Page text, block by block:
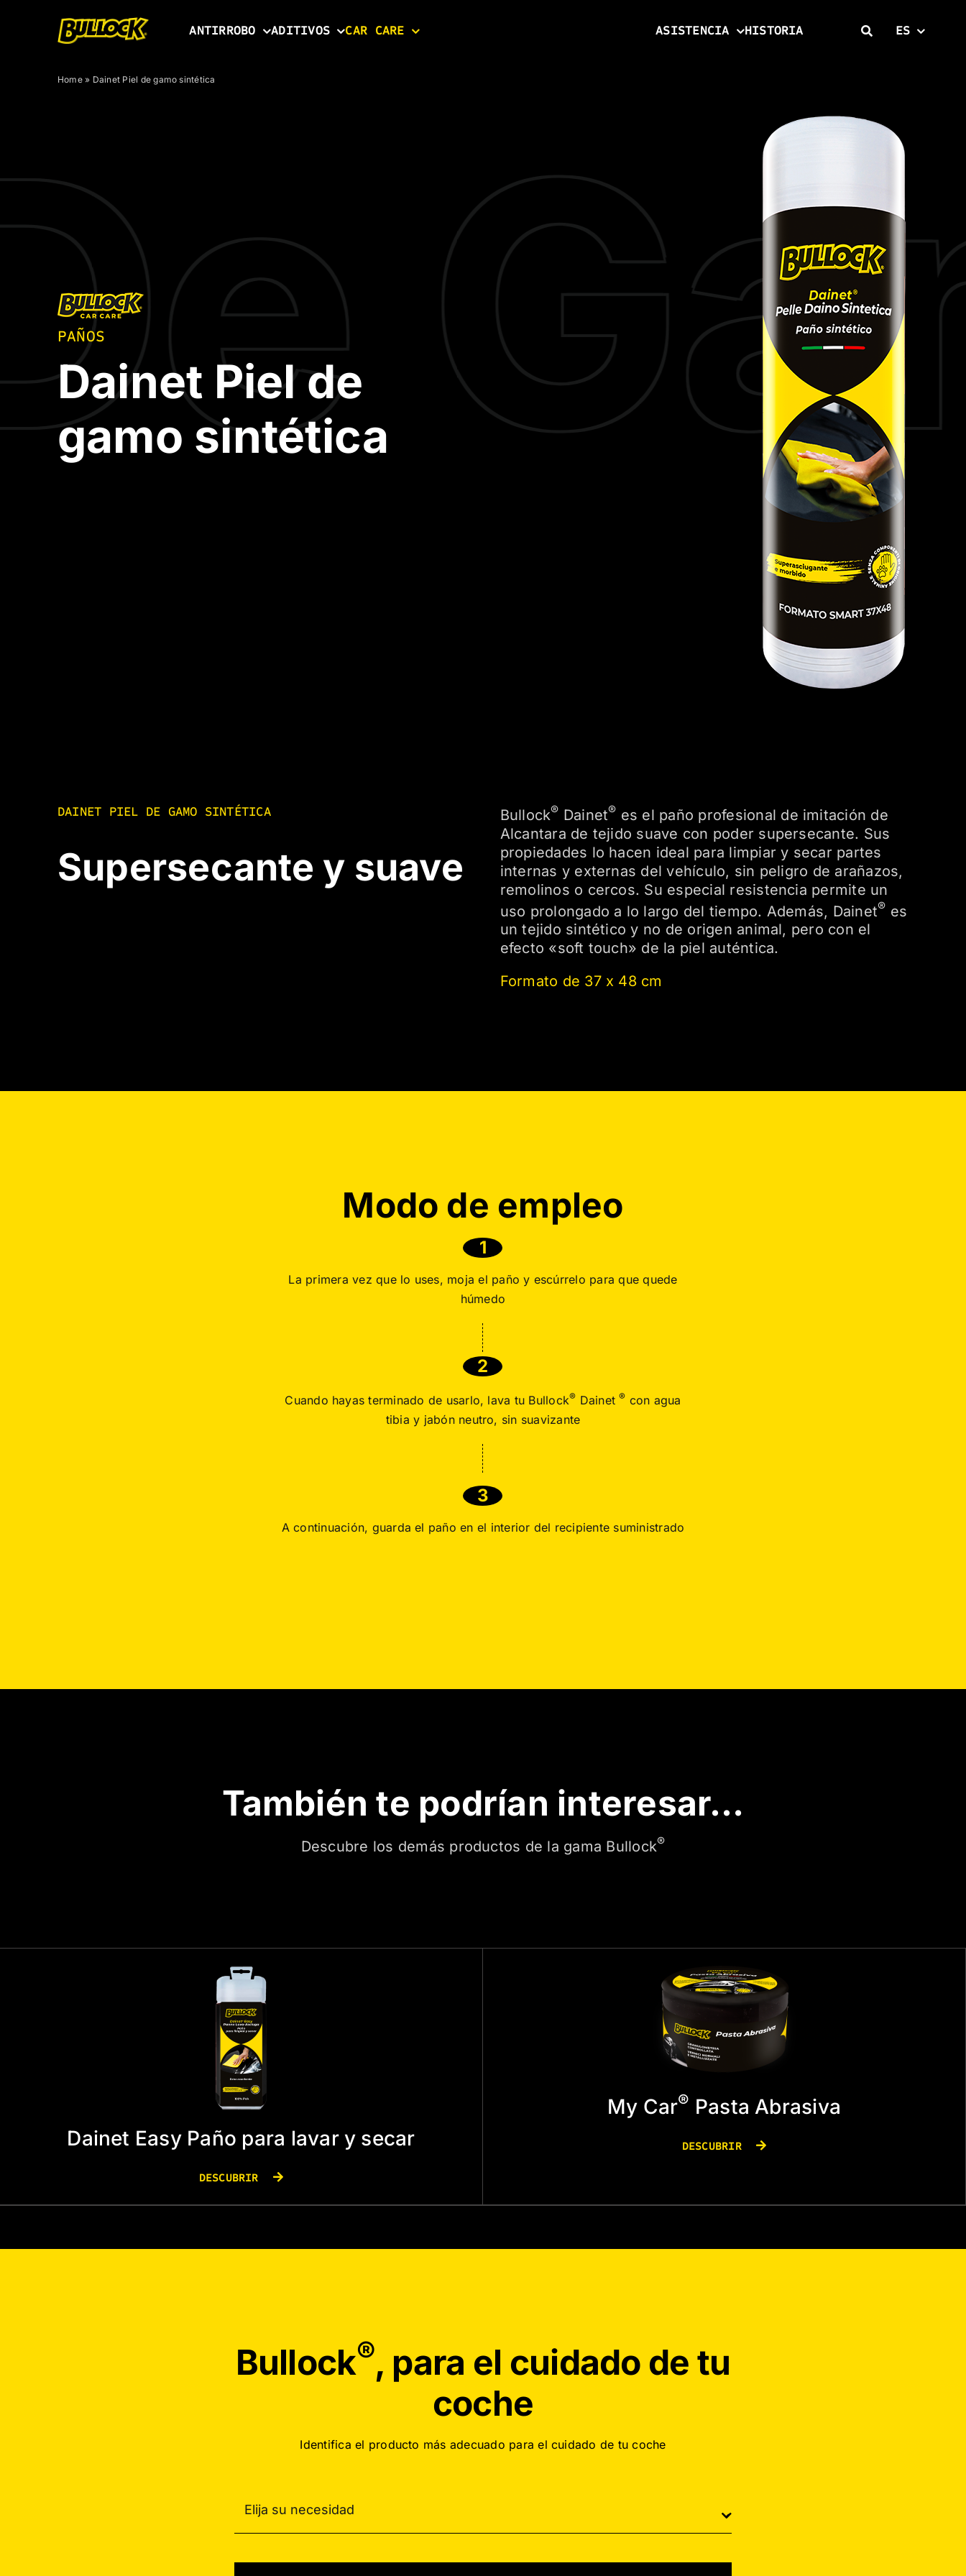
ANTIRROBO ADITIVOS CAR CARE ASISTENCIA HISTORIA ES
Home» Dainet Piel de gamo sintética
PAÑOS
Dainet Piel de
gamo sintética
DAINET PIEL DE GAMO SINTÉTICA
Supersecante y suave
Bullock® Dainet® es el paño profesional de imitación de
Alcantara de tejido suave con poder supersecante. Sus
propiedades lo hacen ideal para limpiar y secar partes
internas y externas del vehículo, sin peligro de arañazos,
remolinos o cercos. Su especial resistencia permite un
uso prolongado a lo largo del tiempo. Además, Dainet® es
un tejido sintético y no de origen animal, pero con el
efecto «soft touch» de la piel auténtica.
Formato de 37 x 48 cm
Modo de empleo
1
La primera vez que lo uses, moja el paño y escúrrelo para que quede
húmedo
2
Cuando hayas terminado de usarlo, lava tu Bullock® Dainet® con agua
tibia y jabón neutro, sin suavizante
3
A continuación, guarda el paño en el interior del recipiente suministrado
También te podrían interesar…
Descubre los demás productos de la gama Bullock®
Dainet Easy Paño para lavar y secar
DESCUBRIR
My Car® Pasta Abrasiva
DESCUBRIR
Bullock®, para el cuidado de tu
coche
Identifica el producto más adecuado para el cuidado de tu coche